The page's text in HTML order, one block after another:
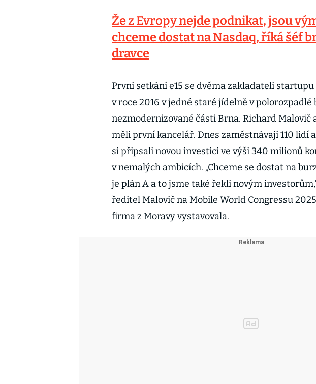
Že z Evropy nejde podnikat, jsou
chceme dostat na Nasdaq, říká šéf
dravce
První setkání e15 se dvěma zakladateli
v roce 2016 v jedné staré jídelně v polorozpadlé
nezmodernizované části Brna. Richard Malovič
měli první kancelář. Dnes zaměstnávají 110 lidí
si připsali novou investici ve výši 340 milionů
v nemalých ambicích. „Chceme se dostat na
je plán A a to jsme také řekli novým
ředitel Malovič na Mobile World Congressu
firma z Moravy vystavovala.